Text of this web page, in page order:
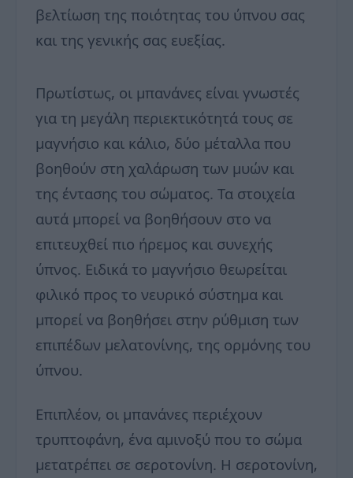
βελτίωση της ποιότητας του ύπνου σας
και της γενικής σας ευεξίας.
Πρωτίστως, οι μπανάνες είναι γνωστές
για τη μεγάλη περιεκτικότητά τους σε
μαγνήσιο και κάλιο, δύο μέταλλα που
βοηθούν στη χαλάρωση των μυών και
της έντασης του σώματος. Τα στοιχεία
αυτά μπορεί να βοηθήσουν στο να
επιτευχθεί πιο ήρεμος και συνεχής
ύπνος. Ειδικά το μαγνήσιο θεωρείται
φιλικό προς το νευρικό σύστημα και
μπορεί να βοηθήσει στην ρύθμιση των
επιπέδων μελατονίνης, της ορμόνης του
ύπνου.
Επιπλέον, οι μπανάνες περιέχουν
τρυπτοφάνη, ένα αμινοξύ που το σώμα
μετατρέπει σε σεροτονίνη. Η σεροτονίνη,